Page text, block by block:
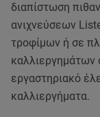
διαπίστωση
ανιχνεύσεων
τροφίμων ή σε
καλλιεργημάτων
εργαστηριακό
καλλιεργήματα.